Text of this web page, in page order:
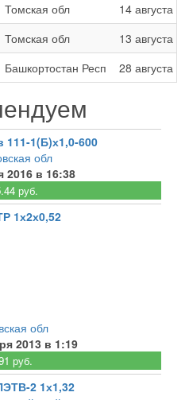
Томская обл
14 августа
Томская обл
13 августа
Башкортостан Респ 28 августа
1(Б)х1,0-600
обл
2016 в 16:38
руб.
1х2х0,52
обл
2013 в 1:19
руб.
2 1х1,32